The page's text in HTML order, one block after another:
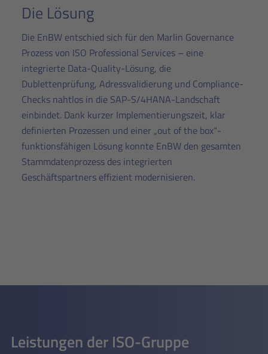
Die Lösung
Die EnBW entschied sich für den Marlin Governance
Prozess von ISO Professional Services – eine
integrierte Data-Quality-Lösung, die
Dublettenprüfung, Adressvalidierung und Compliance-
Checks nahtlos in die SAP-S/4HANA-Landschaft
einbindet. Dank kurzer Implementierungszeit, klar
definierten Prozessen und einer „out of the box“-
funktionsfähigen Lösung konnte EnBW den gesamten
Stammdatenprozess des integrierten
Geschäftspartners effizient modernisieren.
Leistungen der ISO-Gruppe